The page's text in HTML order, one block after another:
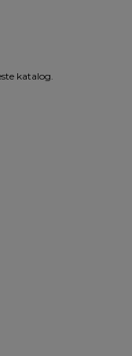
katalog.